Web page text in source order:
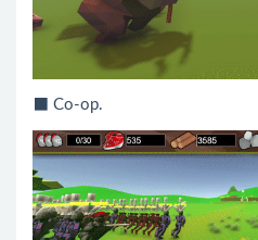
⬛ Co-op.